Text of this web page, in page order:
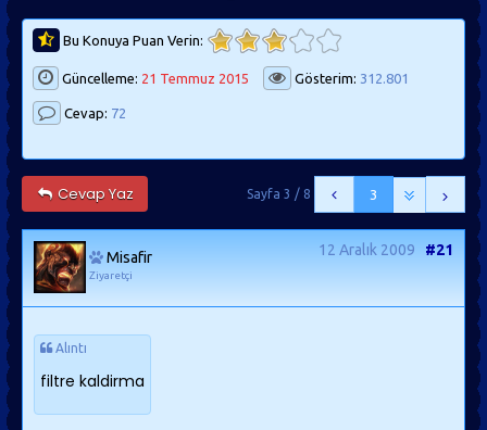
Bu Konuya Puan Verin:
Güncelleme: 21 Temmuz 2015 Gösterim: 312.801
Cevap: 72
Cevap Yaz 3
Sayfa 3 / 8
Misafir
Ziyaretçi
12 Aralık 2009 #21
Alıntı
filtre kaldirma